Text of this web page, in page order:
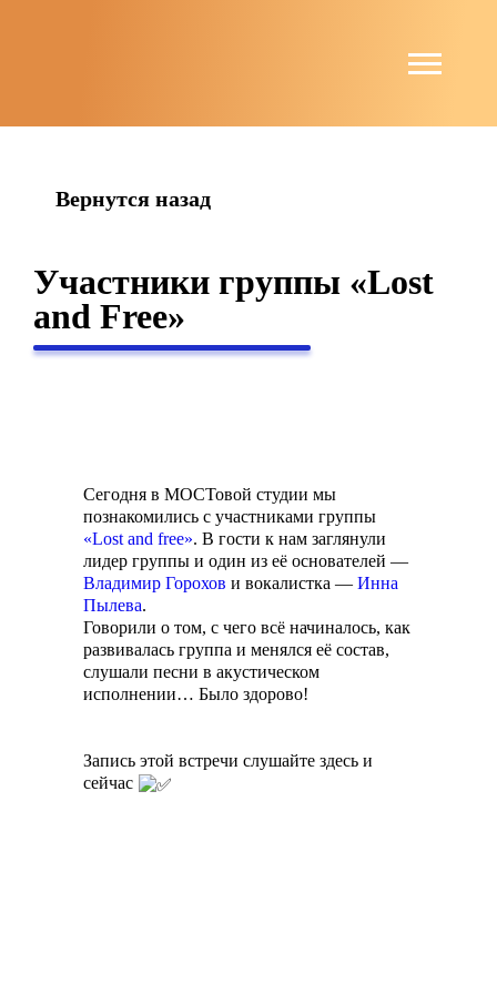
Вернутся назад
Участники группы «Lost
and Free»
Сегодня в МОСТовой студии мы
познакомились с участниками группы
«Lost and free». В гости к нам заглянули
лидер группы и один из её основателей —
Владимир Горохов и вокалистка — Инна
Пылева.
Говорили о том, с чего всё начиналось, как
развивалась группа и менялся её состав,
слушали песни в акустическом
исполнении… Было здорово!
Запись этой встречи слушайте здесь и
сейчас